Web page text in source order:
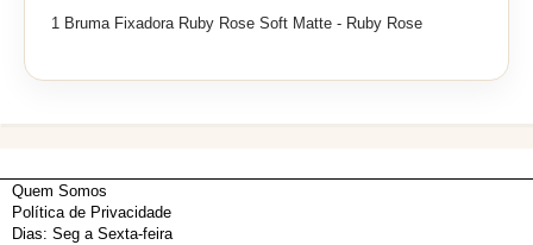
1 Bruma Fixadora Ruby Rose Soft Matte - Ruby Rose
Quem Somos
Política de Privacidade
Dias: Seg a Sexta-feira